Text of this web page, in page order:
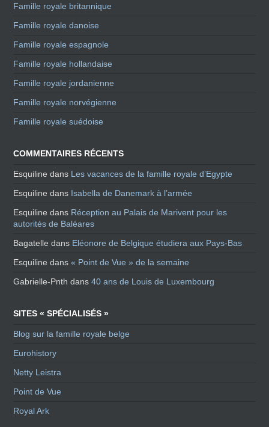
Famille royale britannique
Famille royale danoise
Famille royale espagnole
Famille royale hollandaise
Famille royale jordanienne
Famille royale norvégienne
Famille royale suédoise
COMMENTAIRES RÉCENTS
Esquiline dans Les vacances de la famille royale d’Egypte
Esquiline dans Isabella de Danemark à l’armée
Esquiline dans Réception au Palais de Marivent pour les
autorités de Baléares
Bagatelle dans Eléonore de Belgique étudiera aux Pays-Bas
Esquiline dans« Point de Vue » de la semaine
Gabrielle-Pnth dans40 ans de Louis de Luxembourg
SITES « SPÉCIALISÉS »
Blog sur la famille royale belge
Eurohistory
Netty Leistra
Point de Vue
Royal Ark